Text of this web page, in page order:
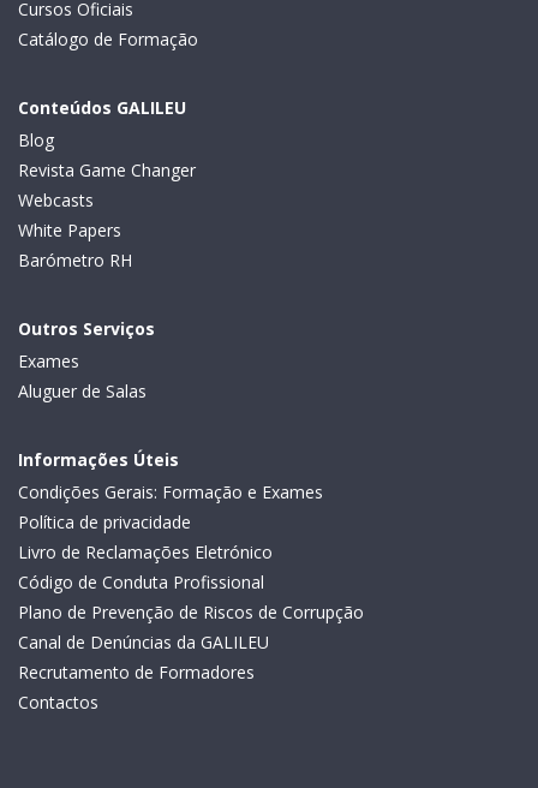
Cursos Oficiais
Catálogo de Formação
Conteúdos GALILEU
Blog
Revista Game Changer
Webcasts
White Papers
Barómetro RH
Outros Serviços
Exames
Aluguer de Salas
Informações Úteis
Condições Gerais: Formação e Exames
Política de privacidade
Livro de Reclamações Eletrónico
Código de Conduta Profissional
Plano de Prevenção de Riscos de Corrupção
Canal de Denúncias da GALILEU
Recrutamento de Formadores
Contactos